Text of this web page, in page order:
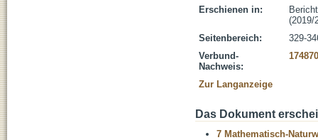
Erschienen in:
(2019/
Seitenbereich:
329-
Verbund-
Nachweis:
Zur Langanzeige
Das Dokument
7 Mathematisch-